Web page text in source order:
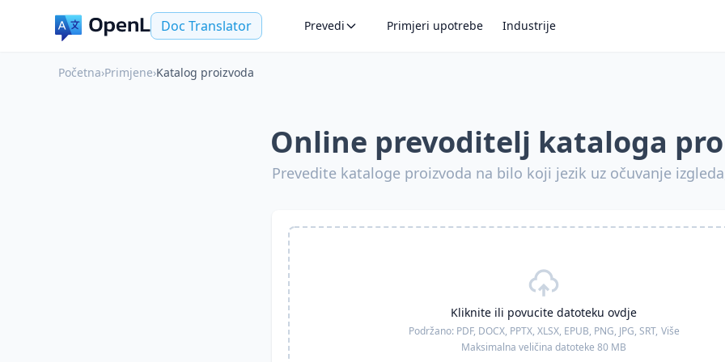
Doc Translator Prevedi Primjeri upotrebe Industrije
Početna›Primjene›Katalog proizvoda
Online prevoditelj kataloga
Prevedite kataloge proizvoda na bilo koji jezik uz očuvanje
Kliknite ili povucite datoteku ovdje
Podržano: PDF, DOCX, PPTX, XLSX, EPUB, PNG, JPG, SRT, Više
Maksimalna veličina datoteke 80 MB